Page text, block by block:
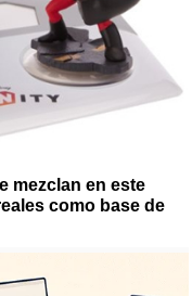
mezclan en este
como base de